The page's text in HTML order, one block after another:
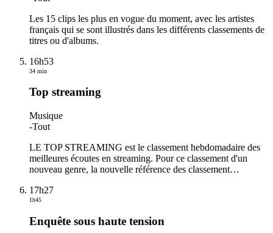
Les 15 clips les plus en vogue du moment, avec les artistes
français qui se sont illustrés dans les différents classements de
titres ou d'albums.
16h53
34 min
Top streaming
Musique
-Tout
LE TOP STREAMING est le classement hebdomadaire des
meilleures écoutes en streaming. Pour ce classement d'un
nouveau genre, la nouvelle référence des classement…
17h27
1h45
Enquête sous haute tension